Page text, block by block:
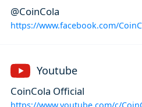
@CoinCola
https://www.facebook.com/
Youtube
CoinCola Official